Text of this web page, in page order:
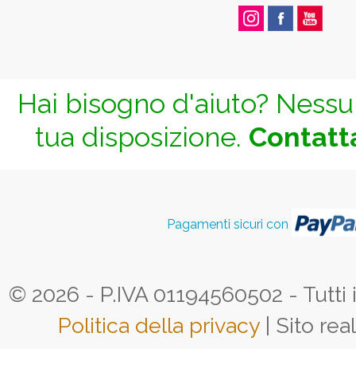
Hai bisogno d'aiuto?
tua disposizione.
Pagamenti sicuri con
© 2026 - P.IVA 01194560502 -
Politica della privacy | Sito